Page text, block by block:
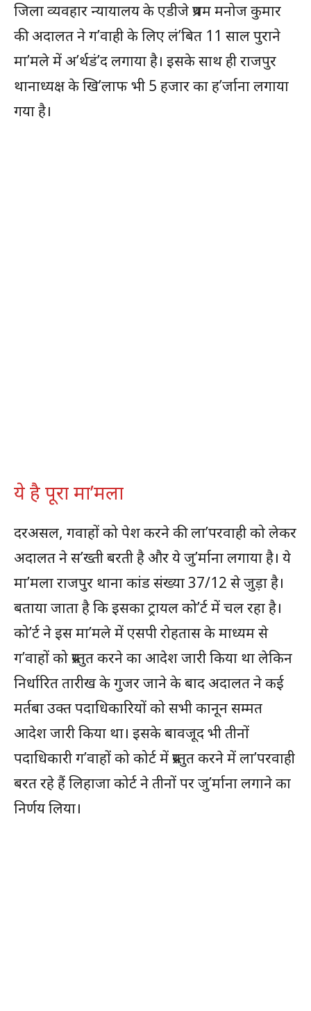
जिला व्यवहार न्यायालय के एडीजे प्रथम मनोज कुमार
की अदालत ने ग’वाही के लिए लं’बित 11 साल पुराने
मा’मले में अ’र्थडं’द लगाया है। इसके साथ ही राजपुर
थानाध्यक्ष के खि’लाफ भी 5 हजार का ह’र्जाना लगाया
गया है।
ये है पूरा मा’मला
दरअसल, गवाहों को पेश करने की ला’परवाही को लेकर
अदालत ने स’ख्ती बरती है और ये जु’र्माना लगाया है। ये
मा’मला राजपुर थाना कांड संख्या 37/12 से जुड़ा है।
बताया जाता है कि इसका ट्रायल को’र्ट में चल रहा है।
को’र्ट ने इस मा’मले में एसपी रोहतास के माध्यम से
ग’वाहों को प्रस्तुत करने का आदेश जारी किया था लेकिन
निर्धारित तारीख के गुजर जाने के बाद अदालत ने कई
मर्तबा उक्त पदाधिकारियों को सभी कानून सम्मत
आदेश जारी किया था। इसके बावजूद भी तीनों
पदाधिकारी ग’वाहों को कोर्ट में प्रस्तुत करने में ला’परवाही
बरत रहे हैं लिहाजा कोर्ट ने तीनों पर जु’र्माना लगाने का
निर्णय लिया।